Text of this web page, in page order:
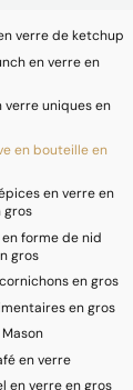
verre de ketchup
en verre en
verre uniques en
en bouteille en
en verre en
gros
forme de nid
gros
en gros
en gros
en verre
en verre en gros